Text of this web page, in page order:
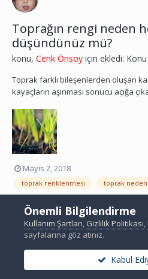
Toprağın rengi neden
düşündünüz mü?
konu, Cenk Önsoy için ekledi: Konu
Toprak farklı bileşenlerden oluşan
kayaçların aşınması sonucu açığa
organik maddeler, su, hava ve çeşitli
bulunuyor. Dolayısıyla toprağın rengi
Mayıs 2, 2018
toprak renklenmesi toprak
Önemli Bilgilendirme
Kullanım Şartları, Gizlilik Politikası,
sayfalarına göz atınız.
Kabul